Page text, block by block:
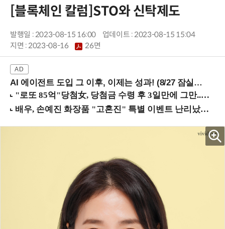
[블록체인 칼럼]STO와 신탁제도
발행일 : 2023-08-15 16:00
업데이트 : 2023-08-15 15:04
지면 :2023-08-16 26면
AI 에이전트 도입 그 이후, 이제는 성과! (8/27 잠실역)